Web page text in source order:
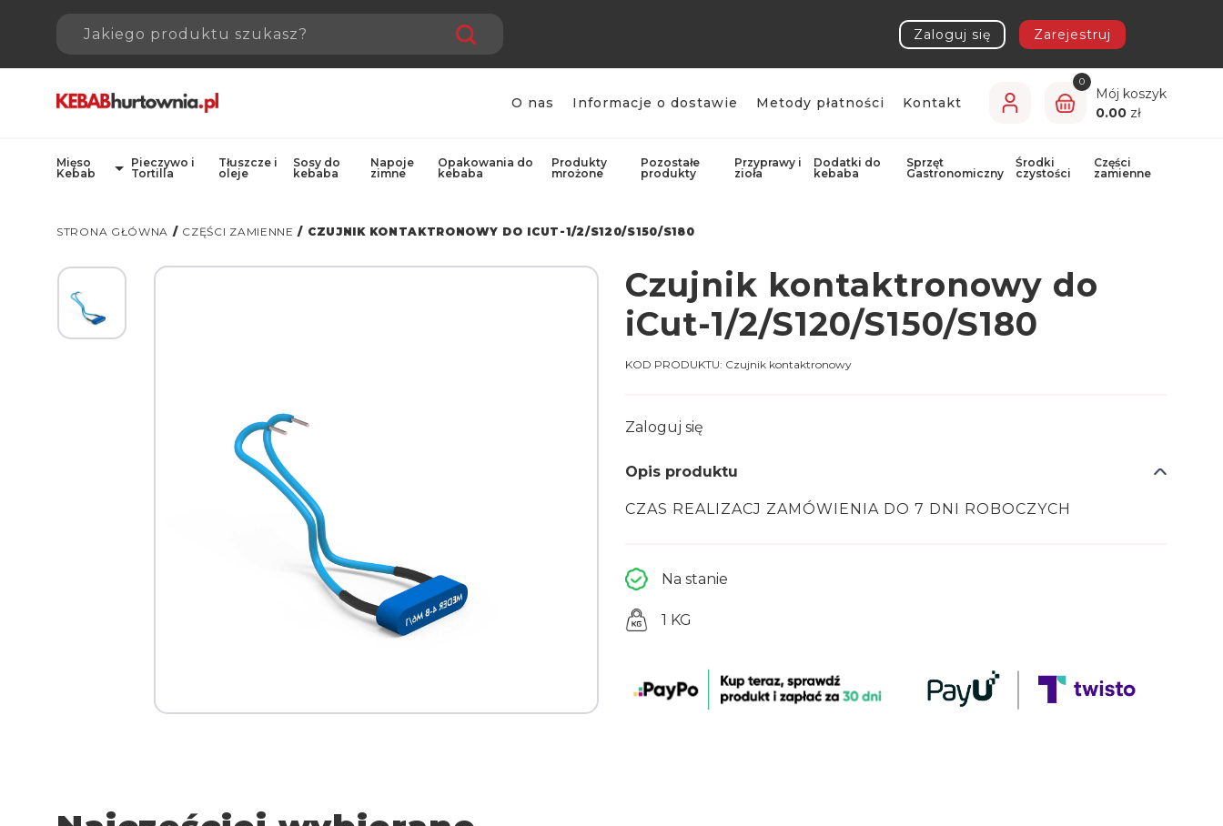
Zaloguj się Zarejestruj
O nas Informacje o dostawie Metody płatności Kontakt
0
Mój koszyk
0.00 zł
Mięso
Kebab
Pieczywo i
Tortilla
Tłuszcze i
oleje
Sosy do
kebaba
Napoje
zimne
Opakowania do
kebaba
Produkty
mrożone
Pozostałe
produkty
Przyprawy i
zioła
Dodatki do
kebaba
Sprzęt
Gastronomiczny
Środki
czystości
Części
zamienne
STRONA GŁÓWNA / CZĘŚCI ZAMIENNE / CZUJNIK KONTAKTRONOWY DO ICUT-1/2/S120/S150/S180
Czujnik kontaktronowy do
iCut-1/2/S120/S150/S180
KOD PRODUKTU: Czujnik kontaktronowy
Zaloguj się
Opis produktu
CZAS REALIZACJ ZAMÓWIENIA DO 7 DNI ROBOCZYCH
Na stanie
1 KG